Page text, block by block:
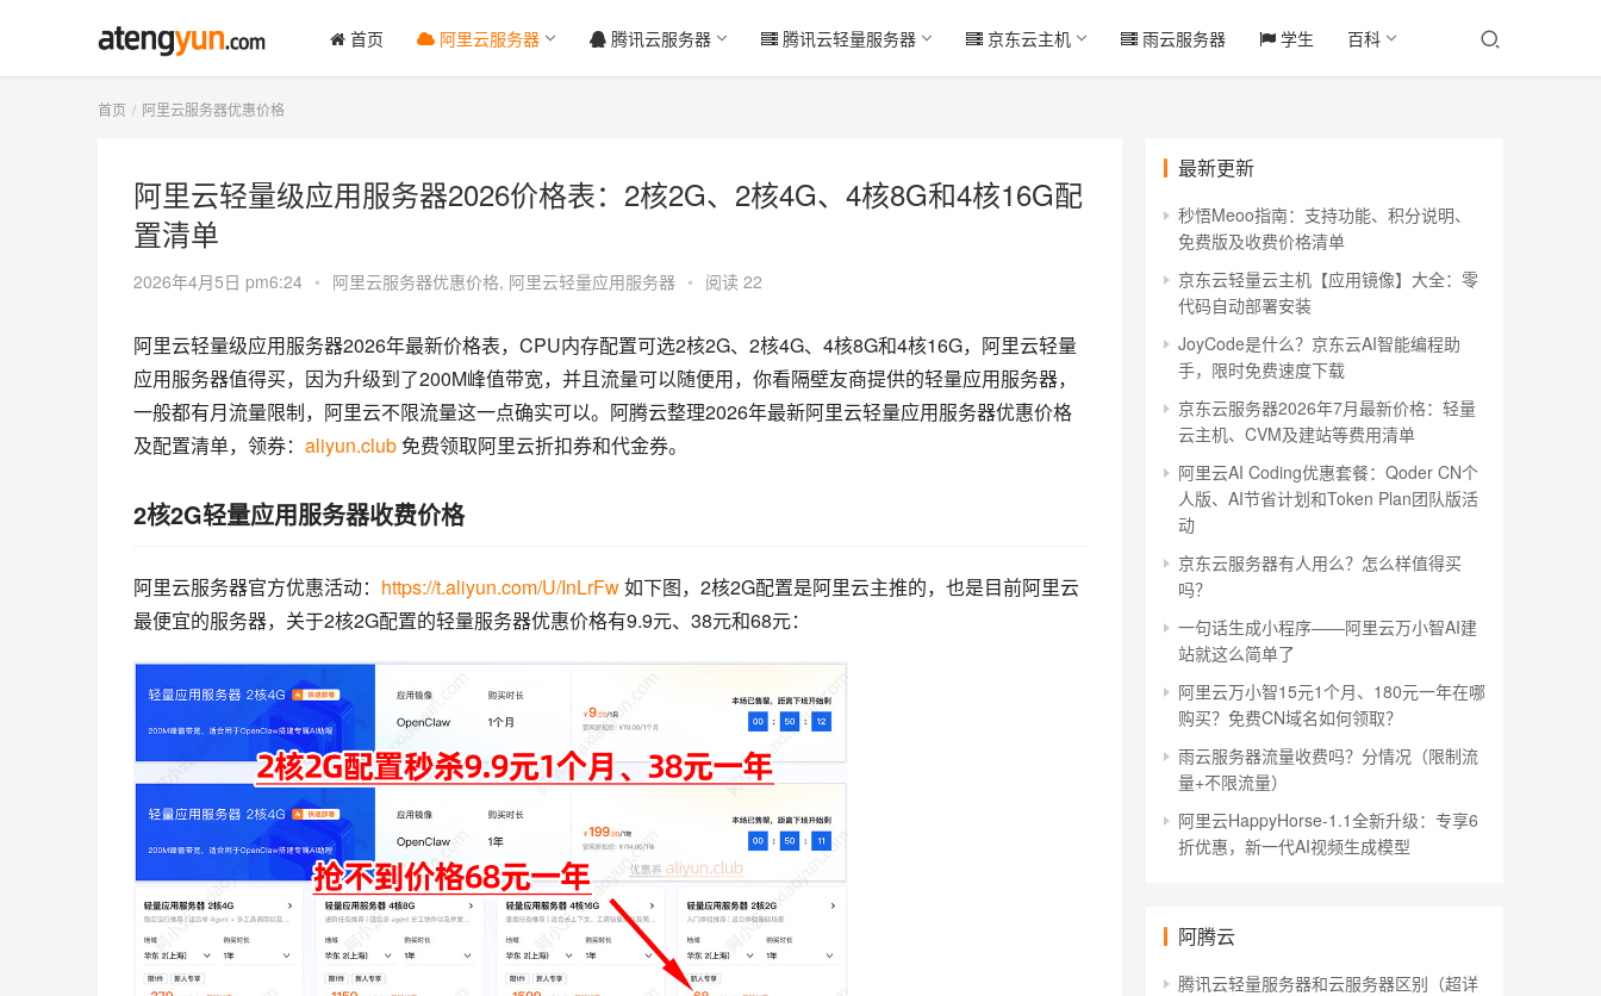
首页 阿里云服务器 腾讯云服务器 腾讯云轻量服务器 京东云主机 雨云服务器 学生 百科
首页 阿里云服务器优惠价格
阿里云轻量级应用服务器2026价格表：2核2G、2核4G、4核8G和4核16G配
置清单
2026年4月5日 pm6:24 • 阿里云服务器优惠价格, 阿里云轻量应用服务器 • 阅读 22
阿里云轻量级应用服务器2026年最新价格表，CPU内存配置可选2核2G、2核4G、4核8G和4核16G，阿里云轻量
应用服务器值得买，因为升级到了200M峰值带宽，并且流量可以随便用，你看隔壁友商提供的轻量应用服务器，
一般都有月流量限制，阿里云不限流量这一点确实可以。阿腾云整理2026年最新阿里云轻量应用服务器优惠价格
及配置清单，领券： aliyun.club 免费领取阿里云折扣券和代金券。
2核2G轻量应用服务器收费价格
阿里云服务器官方优惠活动： https://t.aliyun.com/U/InLrFw 如下图，2核2G配置是阿里云主推的，也是目前阿里云
最便宜的服务器，关于2核2G配置的轻量服务器优惠价格有9.9元、38元和68元：
最新更新
秒悟Meoo指南：支持功能、积分说明、
免费版及收费价格清单
京东云轻量云主机【应用镜像】大全：零
代码自动部署安装
JoyCode是什么？京东云AI智能编程助
手，限时免费速度下载
京东云服务器2026年7月最新价格：轻量
云主机、CVM及建站等费用清单
阿里云AI Coding优惠套餐：Qoder CN个
人版、AI节省计划和Token Plan团队版活
动
京东云服务器有人用么？怎么样值得买
吗？
一句话生成小程序——阿里云万小智AI建
站就这么简单了
阿里云万小智15元1个月、180元一年在哪
购买？免费CN域名如何领取？
雨云服务器流量收费吗？分情况（限制流
量+不限流量）
阿里云HappyHorse-1.1全新升级：专享6
折优惠，新一代AI视频生成模型
阿腾云
腾讯云轻量服务器和云服务器区别（超详